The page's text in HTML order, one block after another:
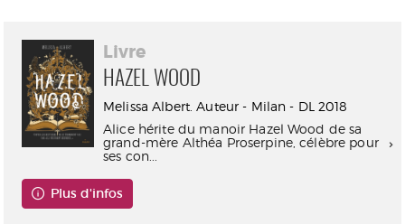
Livre
HAZEL WOOD
Melissa Albert. Auteur - Milan - DL 2018
Alice hérite du manoir Hazel Wood de sa
grand-mère Althéa Proserpine, célèbre pour
ses con...
Plus d'infos